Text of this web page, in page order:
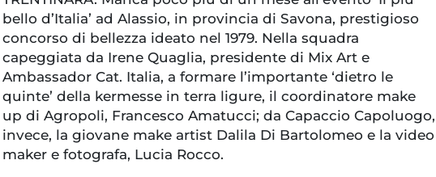
bello d’Italia’ ad Alassio, in provincia di Savona, prestigioso
concorso di bellezza ideato nel 1979. Nella squadra
capeggiata da Irene Quaglia, presidente di Mix Art e
Ambassador Cat. Italia, a formare l’importante ‘dietro le
quinte’ della kermesse in terra ligure, il coordinatore make
up di Agropoli, Francesco Amatucci; da Capaccio Capoluogo,
invece, la giovane make artist Dalila Di Bartolomeo e la video
maker e fotografa, Lucia Rocco.